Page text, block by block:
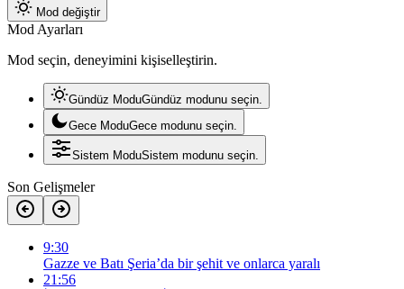
Mod değiştir
Mod Ayarları
Mod seçin, deneyimini kişiselleştirin.
Gündüz ModuGündüz modunu seçin.
Gece ModuGece modunu seçin.
Sistem ModuSistem modunu seçin.
Son Gelişmeler
9:30
Gazze ve Batı Şeria’da bir şehit ve onlarca yaralı
21:56